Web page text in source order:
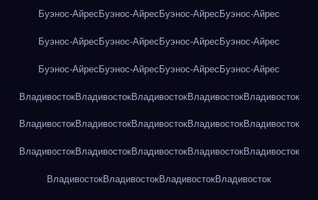
Буэнос-Айрес Буэнос-Айрес Буэнос-Айрес Буэнос-Айрес
Буэнос-Айрес Буэнос-Айрес Буэнос-Айрес Буэнос-Айрес
Буэнос-Айрес Буэнос-Айрес Буэнос-Айрес Буэнос-Айрес
ВладивостокВладивостокВладивостокВладивостокВладивосток
ВладивостокВладивостокВладивостокВладивостокВладивосток
ВладивостокВладивостокВладивостокВладивостокВладивосток
ВладивостокВладивостокВладивостокВладивосток